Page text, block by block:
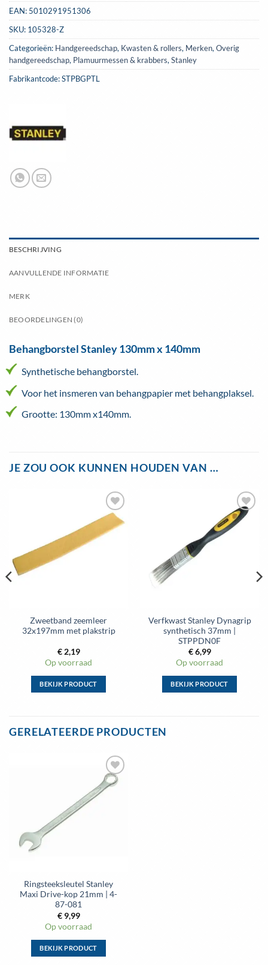
EAN: 5010291951306
SKU: 105328-Z
Categorieën: Handgereedschap, Kwasten & rollers, Merken, Overig
handgereedschap, Plamuurmessen & krabbers, Stanley
Fabrikantcode: STPBGPTL
BESCHRIJVING
AANVULLENDE INFORMATIE
MERK
BEOORDELINGEN (0)
Behangborstel Stanley 130mm x 140mm
Synthetische behangborstel.
Voor het insmeren van behangpapier met behangplaksel.
Grootte: 130mm x140mm.
JE ZOU OOK KUNNEN HOUDEN VAN …
Toevoegen
wenslijst
Zweetband zeemleer
32x197mm met plakstrip
€2,19
Op voorraad
BEKIJK PRODUCT
meerdere
gekozen
worden
Toevoegen
aan
wenslijst
Verfkwast Stanley Dynagrip
synthetisch 37mm |
STPPDN0F
€6,99
Op voorraad
BEKIJK PRODUCT
GERELATEERDE PRODUCTEN
Toevoegen
aan
wenslijst
Ringsteeksleutel Stanley
Maxi Drive-kop 21mm | 4-
87-081
€9,99
Op voorraad
BEKIJK PRODUCT